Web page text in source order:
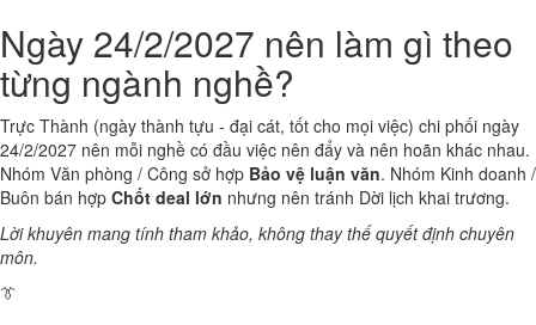
Ngày 24/2/2027 nên làm gì theo
từng ngành nghề?
Trực Thành (ngày thành tựu - đại cát, tốt cho mọi việc) chi phối ngày
24/2/2027 nên mỗi nghề có đầu việc nên đẩy và nên hoãn khác nhau.
Nhóm Văn phòng / Công sở hợp Bảo vệ luận văn. Nhóm Kinh doanh /
Buôn bán hợp Chốt deal lớn nhưng nên tránh Dời lịch khai trương.
Lời khuyên mang tính tham khảo, không thay thế quyết định chuyên
môn.
👔